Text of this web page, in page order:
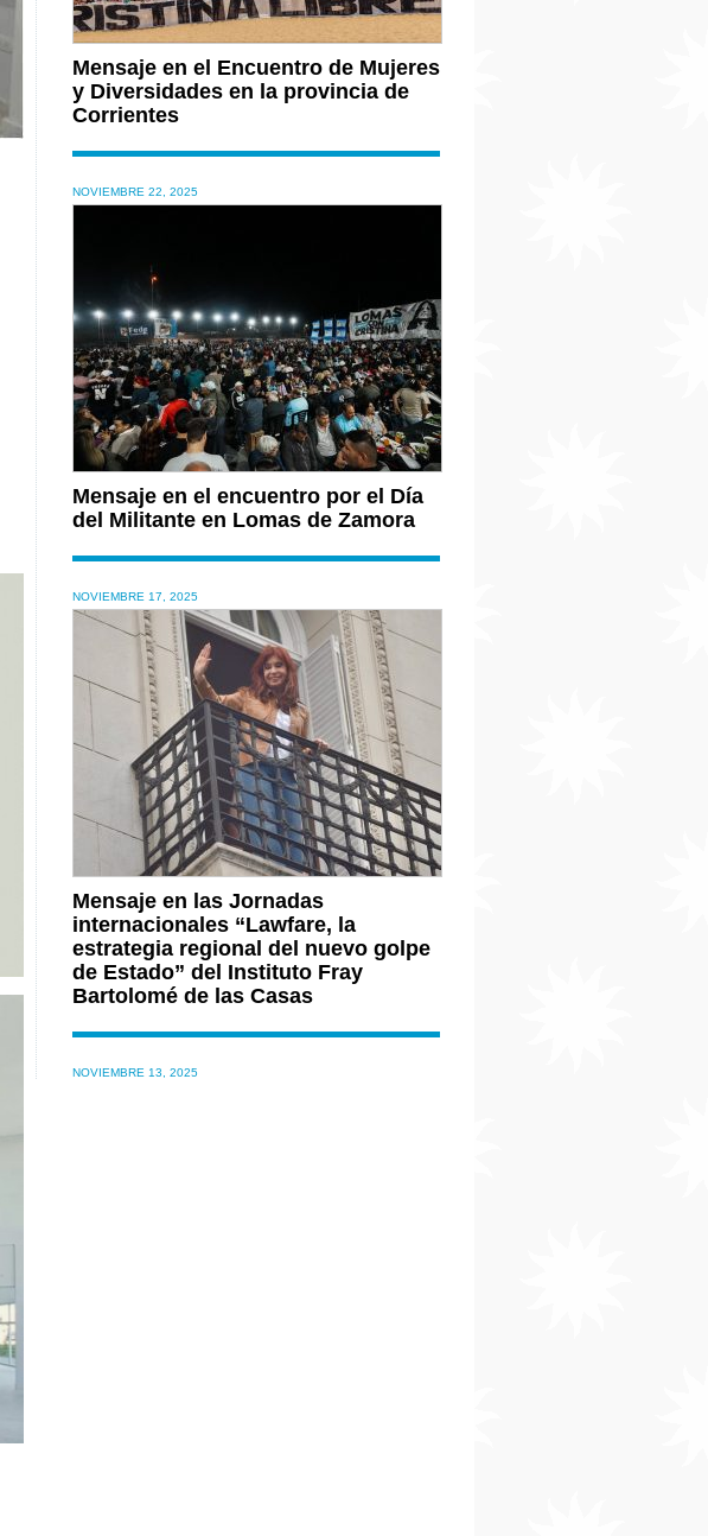
Mensaje en el Encuentro de Mujeres
y Diversidades en la provincia de
Corrientes
NOVIEMBRE 22, 2025
Mensaje en el encuentro por el Día
del Militante en Lomas de Zamora
NOVIEMBRE 17, 2025
Mensaje en las Jornadas
internacionales “Lawfare, la
estrategia regional del nuevo golpe
de Estado” del Instituto Fray
Bartolomé de las Casas
NOVIEMBRE 13, 2025